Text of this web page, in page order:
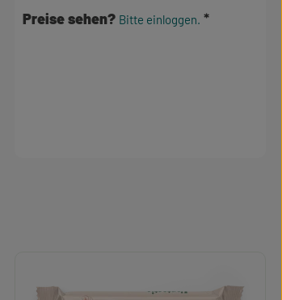
Preise sehen? Bitte einloggen.